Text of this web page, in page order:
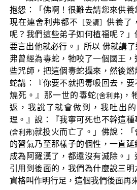
抱怨：「佛啊！很難去請您來供養
現在連舍利弗都不 ［受請］ 供養了
呢？我們這些弟子如何植福呢？
要言出他就必行。」所以 佛就講
弗曾經為毒蛇，牠咬了一個國王
些咒師，把這個毒蛇攝來，然後
蛇講：『你要不就把毒吸回去，
燒死。』那一世的毒蛇(舍利弗) ，
返，我說了就會做到，我吐出
理。』說：『我寧可死也不幹這
(舍利弗)就投火而亡了。」佛說：
的習氣乃至那樣子的個性，一直
成為阿羅漢了，都還沒有滅除。
引用到後面的，我們為什麼說三
資格叫作明行足，這個我們後面再